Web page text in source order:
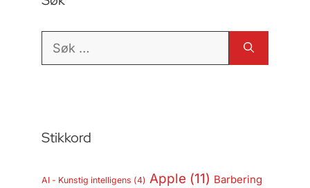
Søk
Stikkord
AI - Kunstig intelligens (4) Apple (11) Barbering